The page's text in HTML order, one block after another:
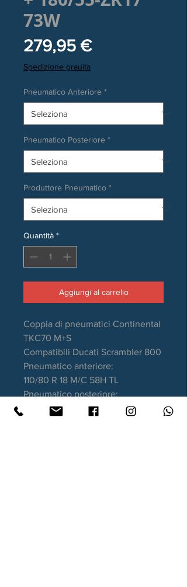
73W
279,95 €Prezzo
Spedizione grauita
Pneumatico Anteriore *
Pneumatico Posteriore *
Produttore Pneumatico *
Quantità *
Aggiungi al carrello
Coppia di pneumatici Continental
TKC70 M+S
Compatibili Ducati Scrambler 800
Pneumatico anteriore:
110/80 R 18 M/C 58H TL
Pneumatico posteriore:
180/55 ZR 17 M/C 73W TL